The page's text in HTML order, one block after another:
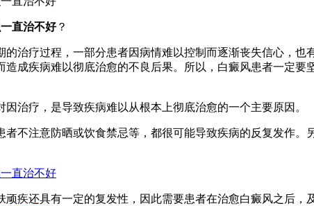
直治不好？
疗过程，一部分患者因病情难以控制而逐渐丧失信心，也
成疾病难以彻底治愈的不良后果。所以，白癜风患者一定要
疗，是导致疾病难以从根本上彻底治愈的一个主要原因。
注意防晒或饮食禁忌等，都很可能导致疾病的反复发作。
还具有一定的复发性，因此需要患者在治愈白癜风之后，